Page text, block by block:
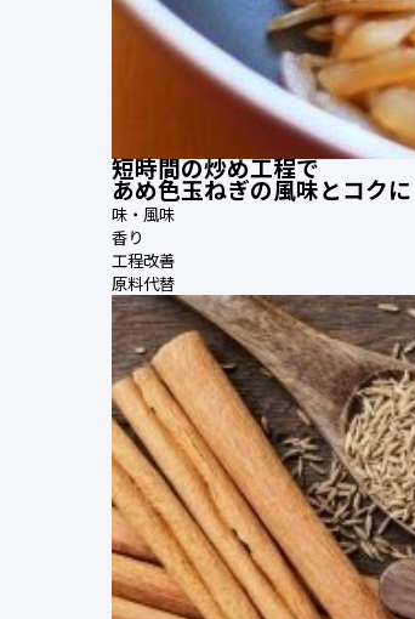
短時間の炒め工程で
あめ色玉ねぎの風味とコクに
味・風味
香り
工程改善
原料代替